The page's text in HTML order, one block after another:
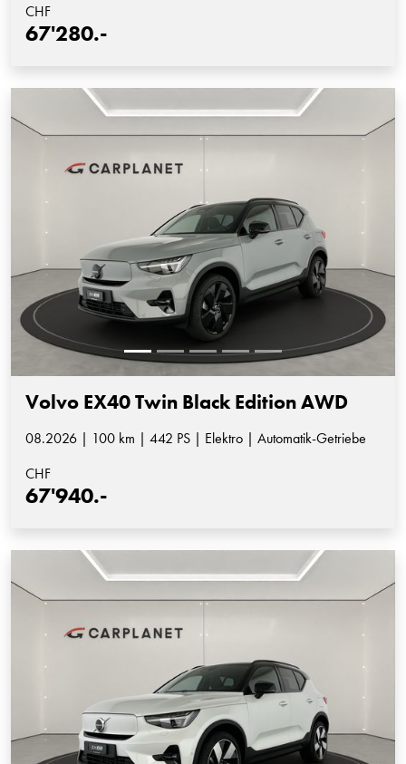
CHF
67'280.-
Volvo EX40 Twin Black Edition AWD
08.2026 | 100 km | 442 PS | Elektro | Automatik-Getriebe
CHF
67'940.-